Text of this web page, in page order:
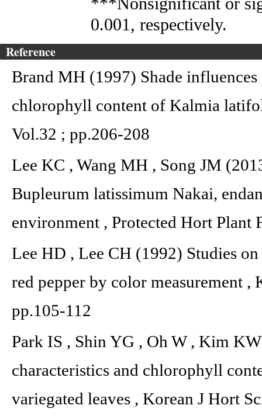
0.001, respectively.
Reference
Brand MH (1997) Shade
chlorophyll content of Kalmia
Vol.32 ; pp.206-208
Lee KC , Wang MH , Song JM
Bupleurum latissimum Nakai,
environment , Protected Hort Plant
Lee HD , Lee CH (1992) Studies
red pepper by color measurement
pp.105-112
Park IS , Shin YG , Oh W , Kim
characteristics and chlorophyll
variegated leaves , Korean J Hort